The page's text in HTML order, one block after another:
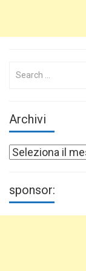
Search
Archivi
Archivi
sponsor: